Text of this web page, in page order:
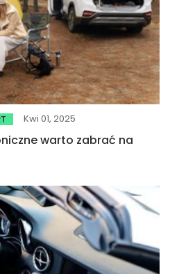
Kwi 01, 2025
warto zabrać na